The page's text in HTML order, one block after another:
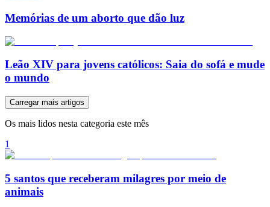
Memórias de um aborto que dão luz
Leão XIV para jovens católicos: Saia do sofá e mude
o mundo
Carregar mais artigos
Os mais lidos nesta categoria este mês
1
5 santos que receberam milagres por meio de
animais